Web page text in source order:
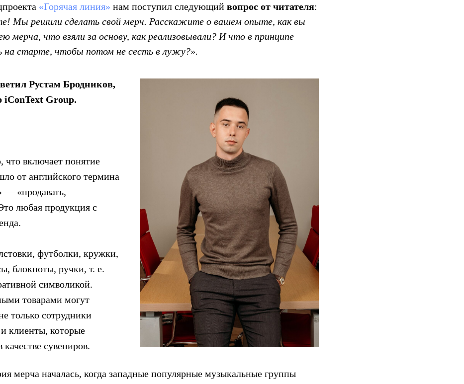
«Горячая линия» нам поступил следующий вопрос от читателя:
Мы решили сделать свой мерч. Расскажите о вашем опыте, как вы
мерча, что взяли за основу, как реализовывали? И что в принципе
на старте, чтобы потом не сесть в лужу?».
Рустам Бродников,
iConText Group.
что включает понятие
от английского термина
— «продавать,
любая продукция с
футболки, кружки,
блокноты, ручки, т. е.
символикой.
товарами могут
только сотрудники
клиенты, которые
сувениров.
мерча началась, когда западные популярные музыкальные группы